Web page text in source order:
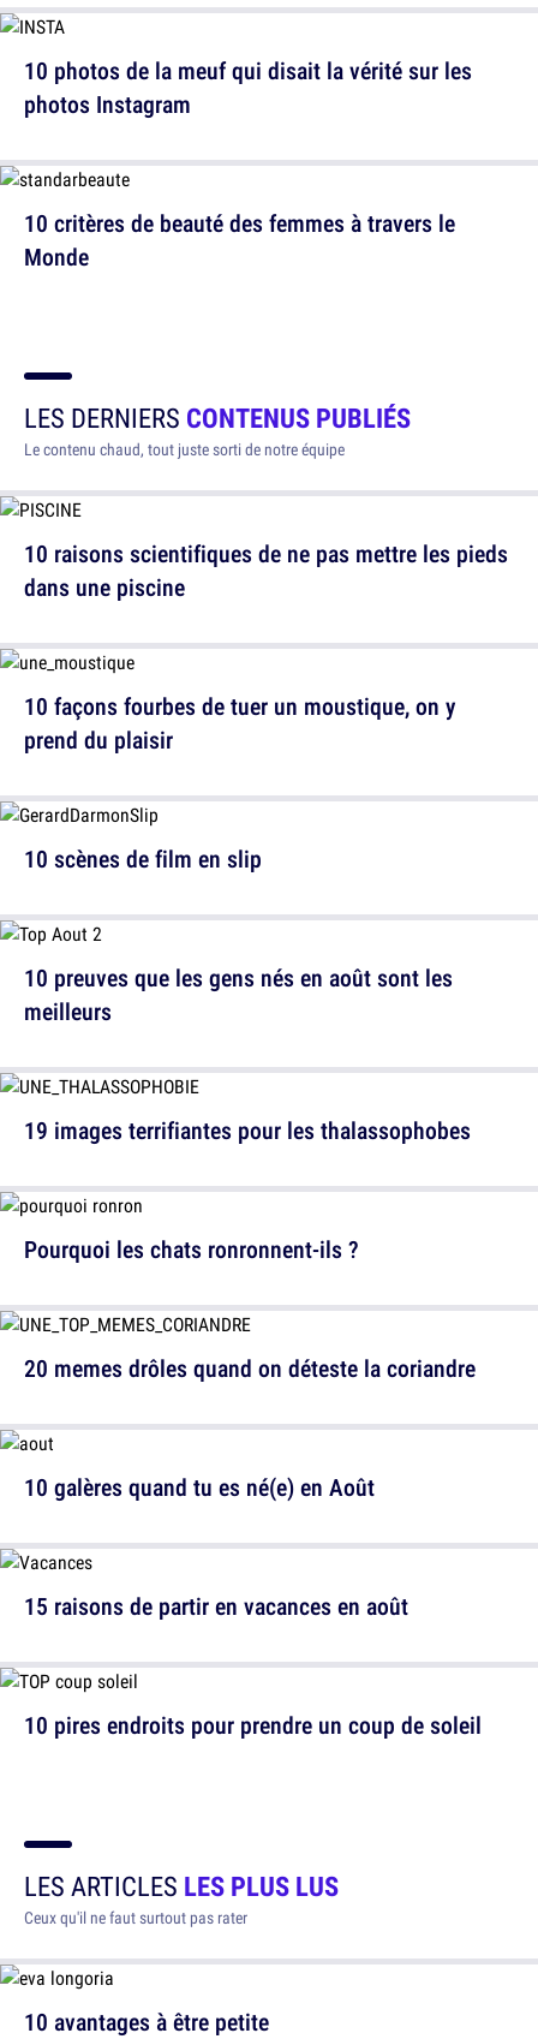
10 critères de beauté des femmes à travers le
Monde
10 photos de la meuf qui disait la vérité sur les
photos Instagram
LES DERNIERS CONTENUS PUBLIÉS
Le contenu chaud, tout juste sorti de notre équipe
10 raisons scientifiques de ne pas mettre les pieds
dans une piscine
10 scènes de film en slip
19 images terrifiantes pour les thalassophobes
20 memes drôles quand on déteste la coriandre
15 raisons de partir en vacances en août
10 façons fourbes de tuer un moustique, on y
prend du plaisir
10 preuves que les gens nés en août sont les
meilleurs
Pourquoi les chats ronronnent-ils ?
10 galères quand tu es né(e) en Août
10 pires endroits pour prendre un coup de soleil
LES ARTICLES LES PLUS LUS
Ceux qu'il ne faut surtout pas rater
10 avantages à être petite